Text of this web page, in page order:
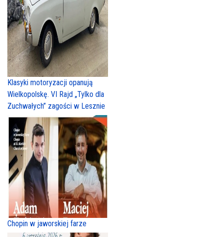
Klasyki motoryzacji opanują
Wielkopolskę. VI Rajd „Tylko dla
Zuchwałych” zagości w Lesznie
Chopin w jaworskiej farze